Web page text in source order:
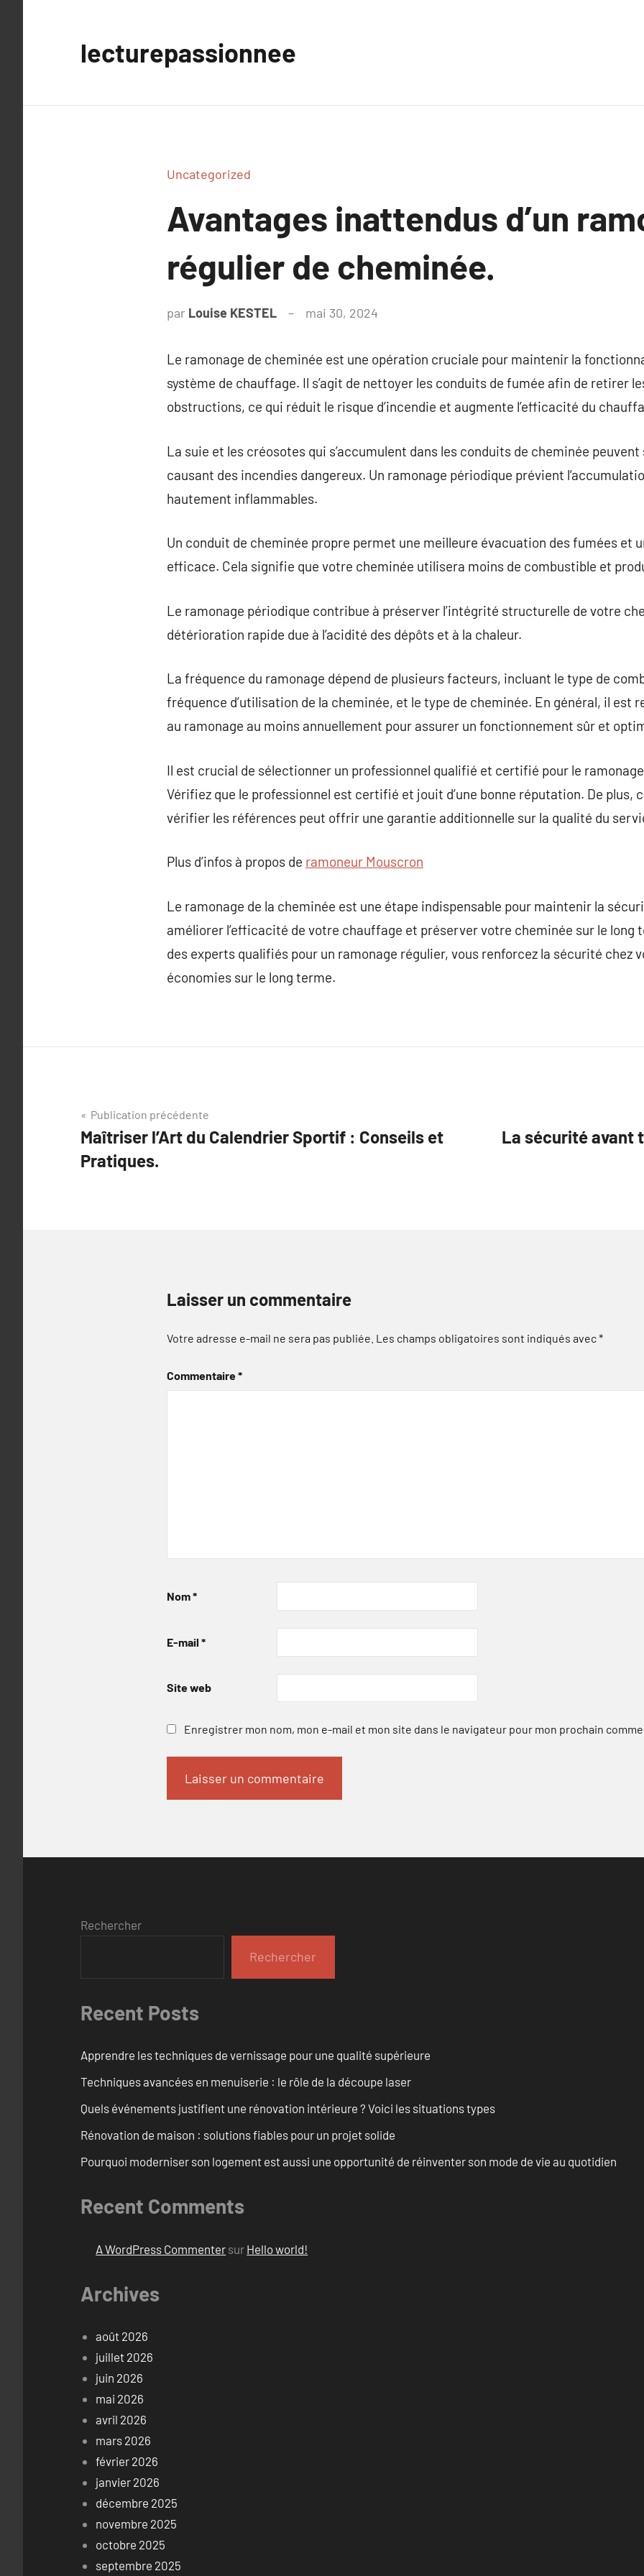
lecturepassionnee
Uncategorized
Avantages inattendus d’un
régulier de cheminée.
par Louise KESTEL mai 30, 2024
Le ramonage de cheminée est une opération cruciale pour maintenir la
système de chauffage. Il s’agit de nettoyer les conduits de fumée afin de retirer
obstructions, ce qui réduit le risque d’incendie et augmente l’efficacité du
La suie et les créosotes qui s’accumulent dans les conduits de cheminée
causant des incendies dangereux. Un ramonage périodique prévient
hautement inflammables.
Un conduit de cheminée propre permet une meilleure évacuation des fumées et
efficace. Cela signifie que votre cheminée utilisera moins de combustible et
Le ramonage périodique contribue à préserver l’intégrité structurelle de votre
détérioration rapide due à l’acidité des dépôts et à la chaleur.
La fréquence du ramonage dépend de plusieurs facteurs, incluant le type de
fréquence d’utilisation de la cheminée, et le type de cheminée. En général, il est
au ramonage au moins annuellement pour assurer un fonctionnement sûr et
Il est crucial de sélectionner un professionnel qualifié et certifié pour le
Vérifiez que le professionnel est certifié et jouit d’une bonne réputation. De plus,
vérifier les références peut offrir une garantie additionnelle sur la qualité du
Plus d’infos à propos de ramoneur Mouscron
Le ramonage de la cheminée est une étape indispensable pour maintenir la
améliorer l’efficacité de votre chauffage et préserver votre cheminée sur le long
des experts qualifiés pour un ramonage régulier, vous renforcez la sécurité chez
économies sur le long terme.
Navigation
de
l’article
Publication précédente
Maîtriser l’Art du Calendrier Sportif : Conseils et
Pratiques.
La sécurité avant
Laisser un commentaire
Votre adresse e-mail ne sera pas publiée. Les champs obligatoires sont indiqués avec*
Commentaire*
Nom*
E-mail *
Site web
Enregistrer mon nom, mon e-mail et mon site dans le navigateur pour mon prochain
Rechercher
Rechercher
Recent Posts
Apprendre les techniques de vernissage pour une qualité supérieure
Techniques avancées en menuiserie : le rôle de la découpe laser
Quels événements justifient une rénovation intérieure ? Voici les situations types
Rénovation de maison : solutions fiables pour un projet solide
Pourquoi moderniser son logement est aussi une opportunité de réinventer son mode de vie au quotidien
Recent Comments
A WordPress Commenter sur Hello world!
Archives
août 2026
juillet 2026
juin 2026
mai 2026
avril 2026
mars 2026
février 2026
janvier 2026
décembre 2025
novembre 2025
octobre 2025
septembre 2025